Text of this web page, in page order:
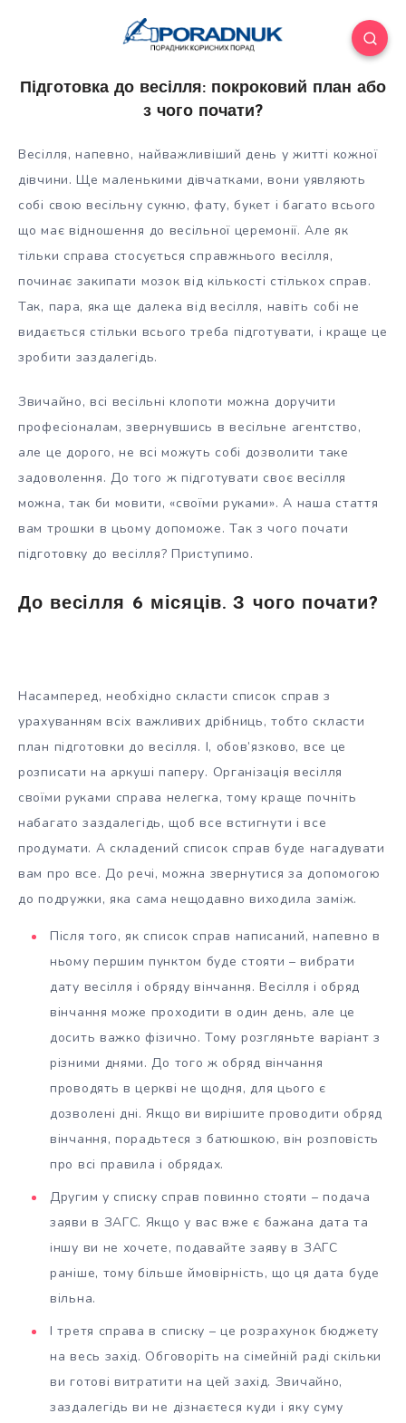
Підготовка до весілля: покроковий план або
з чого почати?
Весілля, напевно, найважливіший день у житті кожної
дівчини. Ще маленькими дівчатками, вони уявляють
собі свою весільну сукню, фату, букет і багато всього
що має відношення до весільної церемонії. Але як
тільки справа стосується справжнього весілля,
починає закипати мозоквід кількості стількох справ.
Так, пара, яка ще далека від весілля, навіть собі не
видається стільки всього треба підготувати, і краще це
зробити заздалегідь.
Звичайно, всі весільні клопоти можна доручити
професіоналам, звернувшись в весільне агентство,
але це дорого, не всі можуть собі дозволити таке
задоволення. До того ж підготувати своє весілля
можна, так би мовити, «своїми руками». А наша стаття
вам трошки в цьому допоможе. Так з чого почати
підготовку до весілля? Приступимо.
До весілля 6 місяців. З чого почати?
Насамперед, необхідно скласти список справ з
урахуванням всіх важливих дрібниць, тобто скласти
план підготовки до весілля. І, обов’язково, все це
розписати на аркуші паперу. Організація весілля
своїми руками справа нелегка, тому краще почніть
набагато заздалегідь, щоб все встигнути і все
продумати. А складений список справ буде нагадувати
вам про все. До речі, можна звернутися за допомогою
до подружки, яка сама нещодавно виходила заміж.
Після того, як список справ написаний, напевно в
ньому першим пунктом буде стояти – вибрати
дату весілля і обряду вінчання. Весілля і обряд
вінчання може проходити в один день, але це
досить важко фізично. Тому розгляньте варіант з
різними днями. До того ж обряд вінчання
проводять в церкві не щодня, для цього є
дозволені дні. Якщо ви вирішите проводити обряд
вінчання, порадьтеся з батюшкою, він розповість
про всі правила і обрядах.
Другим у списку справ повинно стояти – подача
заяви в ЗАГС. Якщо у вас вже є бажана дата та
іншу ви не хочете, подавайте заяву в ЗАГС
раніше, тому більше ймовірність, що ця дата буде
вільна.
І третя справа в списку – це розрахунок бюджету
на весь захід. Обговоріть на сімейній раді скільки
ви готові витратити на цей захід. Звичайно,
заздалегідь ви не дізнаєтеся куди і яку суму